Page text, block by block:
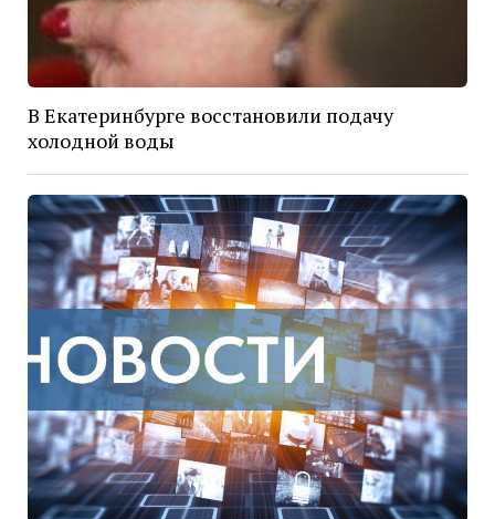
В Екатеринбурге восстановили подачу
холодной воды